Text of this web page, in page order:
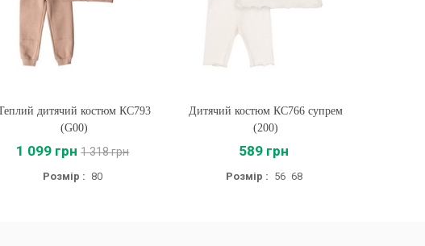
Купити
дитячий костюм КС793
(G00)
1 099 грн 1 318 грн
Розмір : 80
Купити
Дитячий костюм КС766 супрем
(200)
589 грн
Розмір : 56 68